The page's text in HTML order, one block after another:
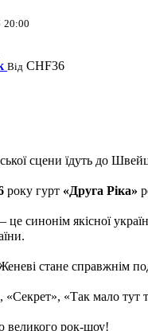
20:00
Від CHF36
сцени їдуть до
року гурт «Друга Ріка»
це синонім якісної
стане справжнім
«Так мало тут
великого рок-шоу!